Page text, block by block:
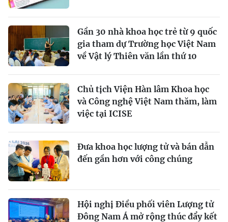
Gần 30 nhà khoa học trẻ từ 9 quốc
gia tham dự Trường học Việt Nam
về Vật lý Thiên văn lần thứ 10
Chủ tịch Viện Hàn lâm Khoa học
và Công nghệ Việt Nam thăm, làm
việc tại ICISE
Đưa khoa học lượng tử và bán dẫn
đến gần hơn với công chúng
Hội nghị Điều phối viên Lượng tử
Đông Nam Á mở rộng thúc đẩy kết